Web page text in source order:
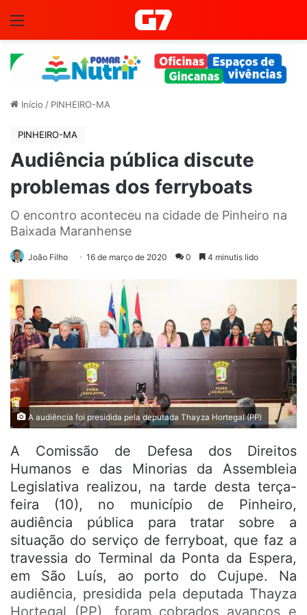
Início / PINHEIRO-MA
PINHEIRO-MA
Audiência pública discute
problemas dos ferryboats
O encontro aconteceu na cidade de Pinheiro na
Baixada Maranhense
João Filho 16 de março de 2020 0 4 minutis lido
A audiência foi presidida pela deputada Thayza Hortegal (PP)
A Comissão de Defesa dos Direitos
Humanos e das Minorias da Assembleia
Legislativa realizou, na tarde desta terça-
feira (10), no município de Pinheiro,
audiência pública para tratar sobre a
situação do serviço de ferryboat, que faz a
travessia do Terminal da Ponta da Espera,
em São Luís, ao porto do Cujupe. Na
audiência, presidida pela deputada Thayza
Hortegal (PP), foram cobrados avanços e